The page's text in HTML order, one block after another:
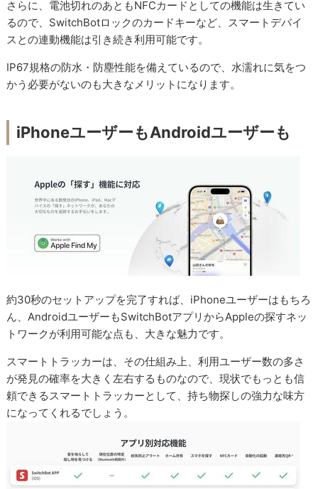
さらに、電池切れのあともNFCカードとしての機能は生きてい
るので、SwitchBotロックのカードキーなど、スマートデバイ
スとの連動機能は引き続き利用可能です。
IP67規格の防水・防塵性能を備えているので、水濡れに気をつ
かう必要がないのも大きなメリットになります。
iPhoneユーザーもAndroidユーザーも
約30秒のセットアップを完了すれば、iPhoneユーザーはもちろ
ん、AndroidユーザーもSwitchBotアプリからAppleの探すネッ
トワークが利用可能な点も、大きな魅力です。
スマートトラッカーは、その仕組み上、利用ユーザー数の多さ
が発見の確率を大きく左右するものなので、現状でもっとも信
頼できるスマートトラッカーとして、持ち物探しの強力な味方
になってくれるでしょう。